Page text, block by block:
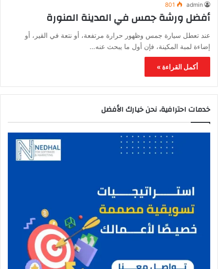
admin
801
أفضل ورشة جمس في المدينة المنورة
عند تعطل سيارة جمس وظهور حرارة مرتفعة، أو نتعة في القير، أو
إضاءة لمبة المكينة، فإن أول ما يبحث عنه…
أكمل القراءة »
خدمات احترافية، نحن خيارك الأفضل